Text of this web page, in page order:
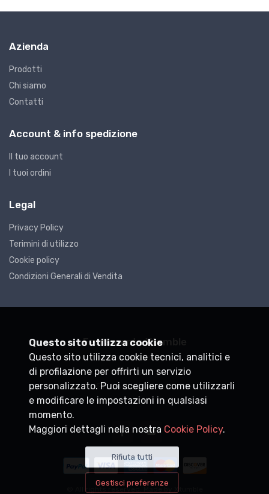
G7 - Godroni
€8.08
Azienda
Prodotti
Chi siamo
Contatti
Account & info spedizione
Il tuo account
I tuoi ordini
Legal
Privacy Policy
Terimini di utilizzo
Cookie policy
Condizioni Generali di Vendita
Ferramenta Xtumble
P.IVADEMO0000000
+39
info@xtumble.com
© All rights reserved. Made by
Questo sito utilizza cookie
Questo sito utilizza cookie tecnici, analitici e
di profilazione per offrirti un servizio
personalizzato. Puoi scegliere come utilizzarli
e modificare le impostazioni in qualsiasi
momento.
Maggiori dettagli nella nostra Cookie Policy.
Rifiuta tutti
Gestisci preferenze